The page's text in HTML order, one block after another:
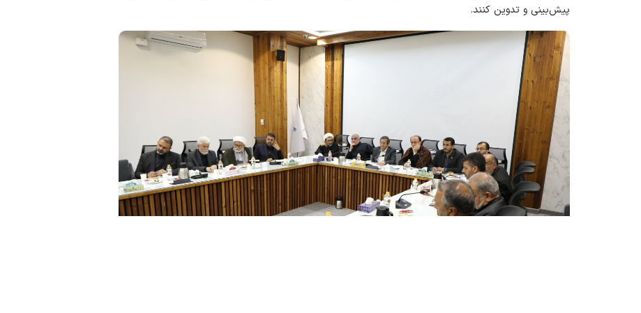
پیش‌بینی و تدوین کنند.